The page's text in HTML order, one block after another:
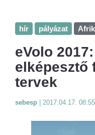
hír pályázat
eVolo
elképesztő
tervek
sebesp 2017.04.17. 08:55